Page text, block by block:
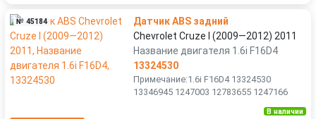
№ 45184
Датчик ABS задний
Chevrolet Cruze I (2009—2012) 2011
Название двигателя 1.6i F16D4
13324530
Примечание:1.6i F16D4 13324530
13346945 1247003 12783655 1247166
В наличии